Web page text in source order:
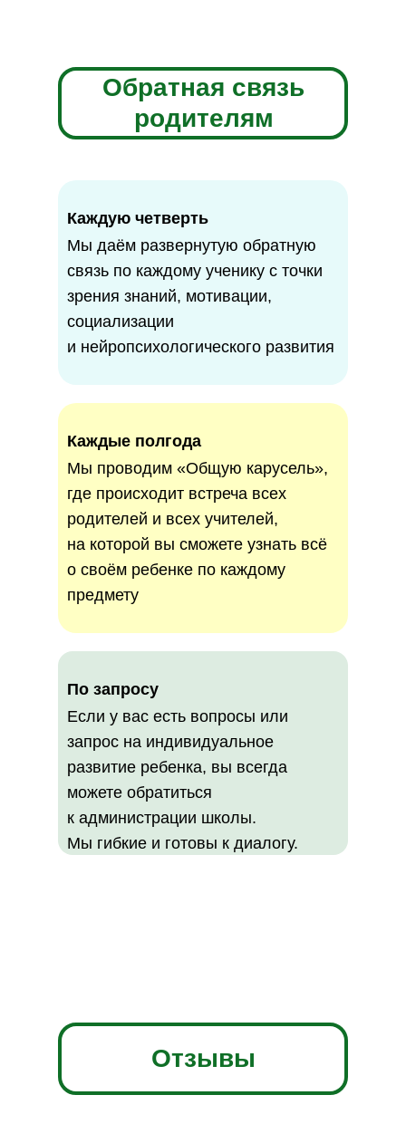
Обратная связь
родителям
Если у вас есть вопросы или
запрос на индивидуальное
развитие ребенка, вы всегда
можете обратиться
к администрации школы.
Мы гибкие и готовы к диалогу.
По запросу
Каждую четверть
Мы даём развернутую обратную
связь по каждому ученику с точки
зрения знаний, мотивации,
социализации
и нейропсихологического развития
Каждые полгода
Мы проводим «Общую карусель»,
где происходит встреча всех
родителей и всех учителей,
на которой вы сможете узнать всё
о своём ребенке по каждому
предмету
Отзывы